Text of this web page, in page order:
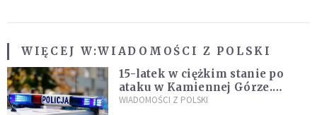
WIĘCEJ W:WIADOMOŚCI Z POLSKI
15-latek w ciężkim stanie po
ataku w Kamiennej Górze.
Policja zatrzymała dwóch
WIADOMOŚCI Z POLSKI